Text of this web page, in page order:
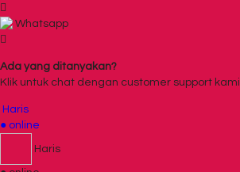
Whatsapp
Ada yang ditanyakan?
Klik untuk chat dengan customer support kami
Haris
● online
Haris